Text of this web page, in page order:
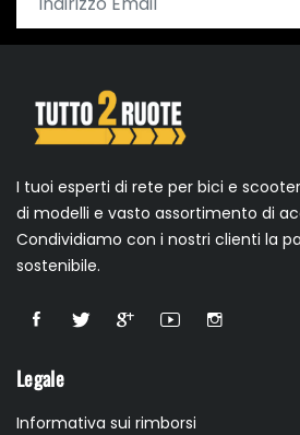
I tuoi esperti di rete per bici e
di modelli e vasto assortimento di
Condividiamo con i nostri clienti la
sostenibile.
Legale
Informativa sui rimborsi